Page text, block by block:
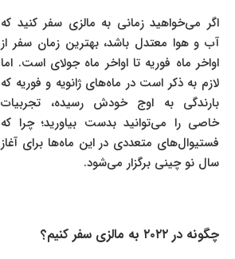
اگر می‌خواهید زمانی به مالزی سفر کنید که
آب و هوا معتدل باشد، بهترین زمان سفر از
اواخر ماه فوریه تا اواخر ماه جولای است. اما
لازم به ذکر است در ماه‌های ژانویه و فوریه که
بارندگی به اوج خودش رسیده، تجربیات
خاصی را می‌توانید بدست بیاورید؛ چرا که
فستیوال‌های متعددی در این ماه‌ها برای آغاز
سال نو چینی برگزار می‌شود.
چگونه در ۲۰۲۲ به مالزی سفر کنیم؟